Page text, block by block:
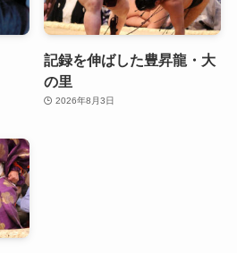
記録を伸ばした豊昇龍・大
の里
2026年8月3日